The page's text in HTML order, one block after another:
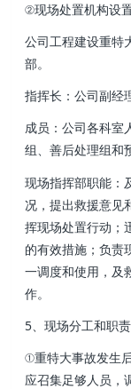
②现场处置机构设
公司工程建设重特
部。
指挥长 ：公司副经
成员：公司各科
组、善后处理组和预
现场指挥部职能 
况，提出救援意见
挥现场处置行动
的有效措施；负
一调度和使用，
作。
5、现场分工和职责
①重特大事故发生后
应召集足够人员